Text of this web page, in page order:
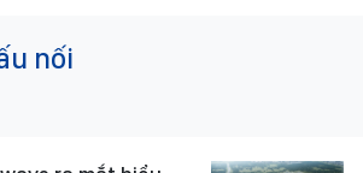
nối